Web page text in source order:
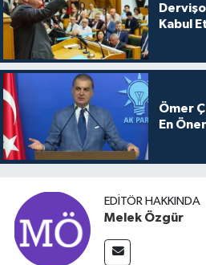
Kabul
Ömer
En
EDITÖR HAKKINDA
Melek Özgür